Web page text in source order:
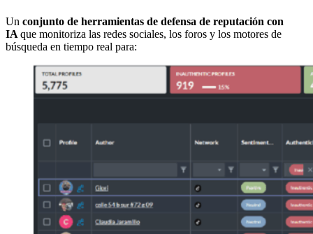
Un conjunto de herramientas de defensa de reputación con
IA que monitoriza las redes sociales, los foros y los motores de
búsqueda en tiempo real para: